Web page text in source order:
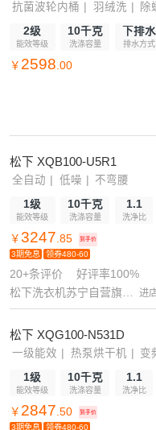
抗菌波轮内桶 羽绒洗 除
2级
能效等级
10千克
洗涤容量
下排水
排水方式
￥ 2598 .00
松下 XQB100-U5R1
全自动 低噪 不弯腰
1级
能效等级
10千克
洗涤容量
1.1
洗净比
￥ 3247 .85 到手价
3期免息 领券480-60
20+条评价
好评率100%
松下洗衣机苏宁自营旗舰店
进
松下 XQG100-N531D
一级能效 热泵烘干机 变
1级
能效等级
10千克
洗涤容量
1.1
洗净比
￥ 2847 .50 到手价
3期免息 领券480-60